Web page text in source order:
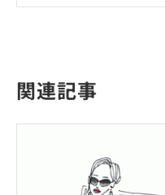
関連記事